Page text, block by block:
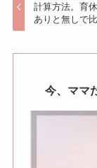
計算方法。育
ありと無しで
今、ママ